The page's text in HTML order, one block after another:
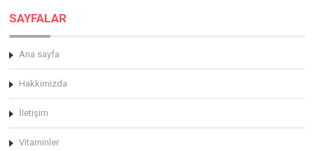
SAYFALAR
Ana sayfa
Hakkimizda
İletişim
Vitaminler